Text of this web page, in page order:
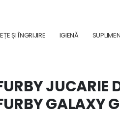
ȘI ÎNGRIJIRE IGIENĂ
JUCARIE
GALAXY